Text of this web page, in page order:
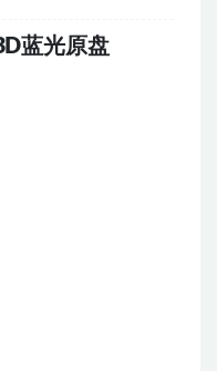
蓝光原盘